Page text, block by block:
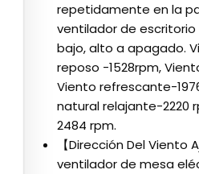
repetidamente en la
ventilador de
bajo, alto a apagado.
reposo -1528rpm,
Viento refrescante-
natural relajante-2220
2484 rpm.
【Dirección Del Viento
ventilador de mesa